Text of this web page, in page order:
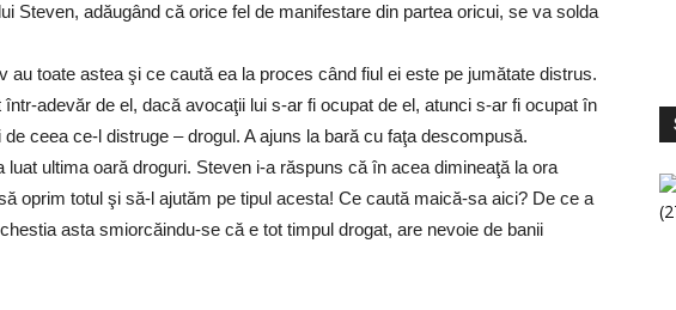
Steven, adăugând că orice fel de manifestare din partea oricui, se va solda
au toate astea şi ce caută ea la proces când fiul ei este pe jumătate distrus.
adevăr de el, dacă avocaţii lui s-ar fi ocupat de el, atunci s-ar fi ocupat în
ceea ce-l distruge – drogul. A ajuns la bară cu faţa descompusă.
luat ultima oară droguri. Steven i-a răspuns că în acea dimineaţă la ora
oprim totul şi să-l ajutăm pe tipul acesta! Ce caută maică-sa aici? De ce a
asta smiorcăindu-se că e tot timpul drogat, are nevoie de banii